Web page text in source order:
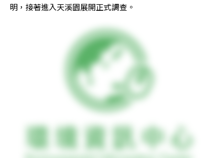
明，接著進入天溪園展開正式調查。